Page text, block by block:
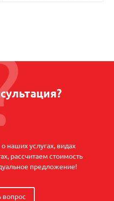
наших услугах, видах
рассчитаем стоимость
предложение!
вопрос